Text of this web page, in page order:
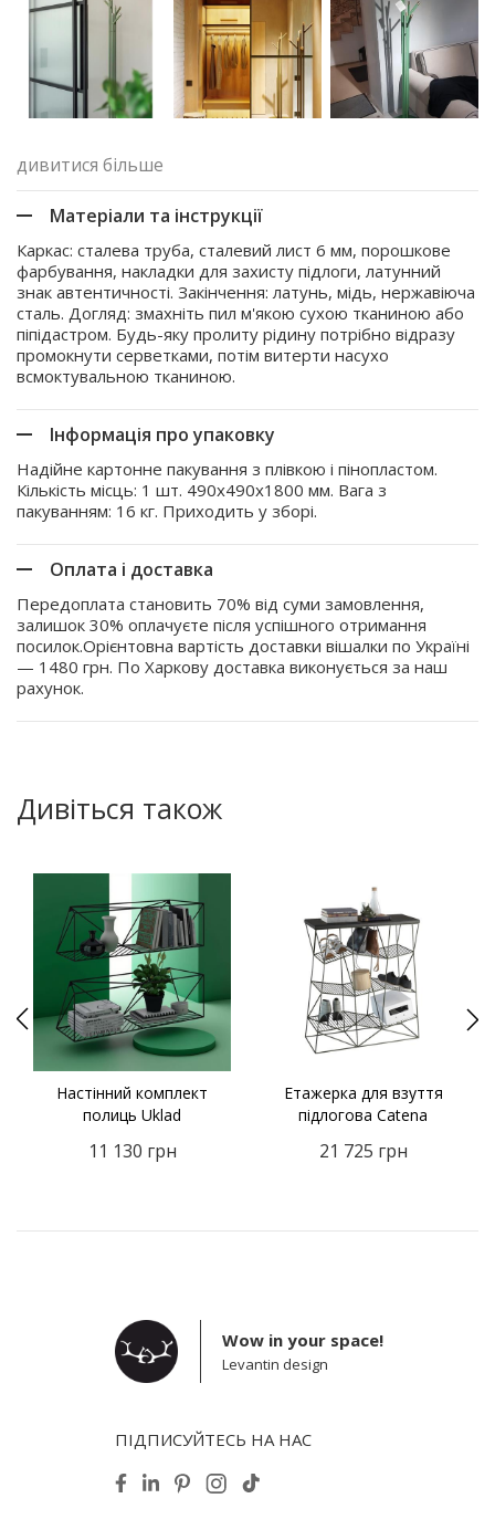
дивитися більше
Матеріали та інструкції
Каркас: сталева труба, сталевий лист 6 мм, порошкове
фарбування, накладки для захисту підлоги, латунний
знак автентичності. Закінчення: латунь, мідь, нержавіюча
сталь. Догляд: змахніть пил м'якою сухою тканиною або
піпідастром. Будь-яку пролиту рідину потрібно відразу
промокнути серветками, потім витерти насухо
всмоктувальною тканиною.
Інформація про упаковку
Надійне картонне пакування з плівкою і пінопластом.
Кількість місць: 1 шт. 490x490x1800 мм. Вага з
пакуванням: 16 кг. Приходить у зборі.
Оплата і доставка
Передоплата становить 70% від суми замовлення,
залишок 30% оплачуєте після успішного отримання
посилок.Орієнтовна вартість доставки вішалки по Україні
— 1480 грн. По Харкову доставка виконується за наш
рахунок.
Дивіться також
Настінний комплект
полиць Uklad
11 130 грн
Етажерка для взуття
підлогова Catena
21 725 грн
Wow in your space!
Levantin design
ПІДПИСУЙТЕСЬ НА НАС